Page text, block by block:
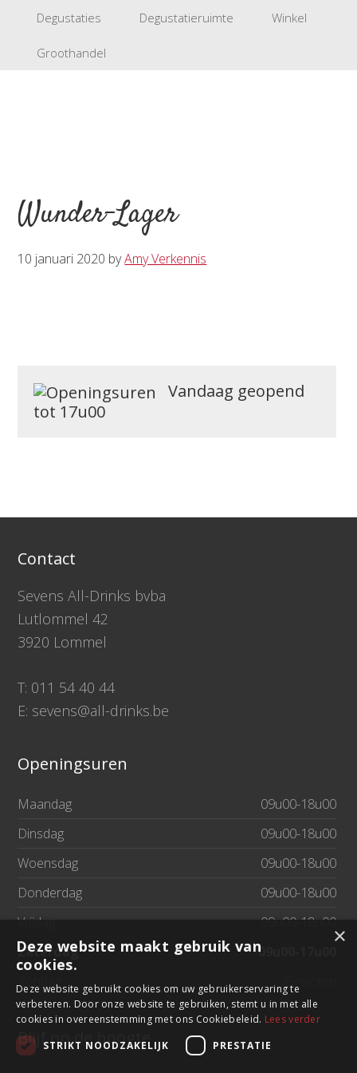
Degustaties Degustatieruimte Winkel
Groothandel
Wunder-Lager
10 januari 2020 byAmy Verkennis
Vandaag geopend
tot 17u00
Contact
Sevens All-Drinks bvba
Lutlommel 42
3920 Lommel
T: 011 54 40 44
E: sevens@all-drinks.be
Openingsuren
Maandag
09u00-18u00
Dinsdag
09u00-18u00
Woensdag
09u00-18u00
Donderdag
09u00-18u00
Vrijdag
09u00-18u00
Zaterdag
09u00-17u00
Zondag
Gesloten
Blijf op de hoogte
×
Deze website maakt gebruik van
cookies.
Deze website gebruikt cookies om uw gebruikerservaring te
verbeteren. Door onze website te gebruiken, stemt u in met alle
cookies in overeenstemming met ons Cookiebeleid. Lees verder
STRIKT NOODZAKELIJK
PRESTATIE